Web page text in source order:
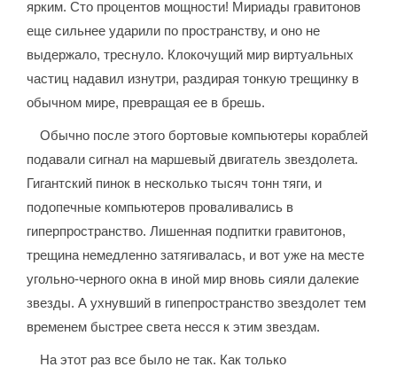
ярким. Сто процентов мощности! Мириады гравитонов
еще сильнее ударили по пространству, и оно не
выдержало, треснуло. Клокочущий мир виртуальных
частиц надавил изнутри, раздирая тонкую трещинку в
обычном мире, превращая ее в брешь.
Обычно после этого бортовые компьютеры кораблей
подавали сигнал на маршевый двигатель звездолета.
Гигантский пинок в несколько тысяч тонн тяги, и
подопечные компьютеров проваливались в
гиперпространство. Лишенная подпитки гравитонов,
трещина немедленно затягивалась, и вот уже на месте
угольно-черного окна в иной мир вновь сияли далекие
звезды. А ухнувший в гипепространство звездолет тем
временем быстрее света несся к этим звездам.
На этот раз все было не так. Как только